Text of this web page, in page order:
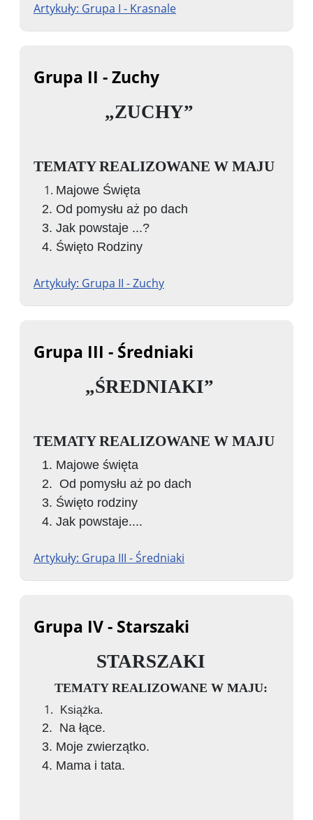
Artykuły: Grupa I - Krasnale
Grupa II - Zuchy
„ZUCHY”
TEMATY REALIZOWANE W MAJU
Majowe Święta
Od pomysłu aż po dach
Jak powstaje ...?
Święto Rodziny
Artykuły: Grupa II - Zuchy
Grupa III - Średniaki
„ŚREDNIAKI”
TEMATY REALIZOWANE W MAJU
Majowe święta
Od pomysłu aż po dach
Święto rodziny
Jak powstaje....
Artykuły: Grupa III - Średniaki
Grupa IV - Starszaki
STARSZAKI
TEMATY REALIZOWANE W MAJU:
Książka.
Na łące.
Moje zwierzątko.
Mama i tata.